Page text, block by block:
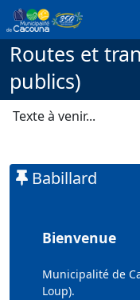
Passer au contenu
Routes et
publics)
Texte à venir...
Babillard
Bienvenue
Municipalité de
Loup).